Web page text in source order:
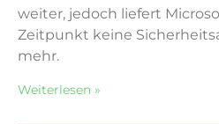
weiter, jedoch liefert
Zeitpunkt keine
mehr.
Weiterlesen »